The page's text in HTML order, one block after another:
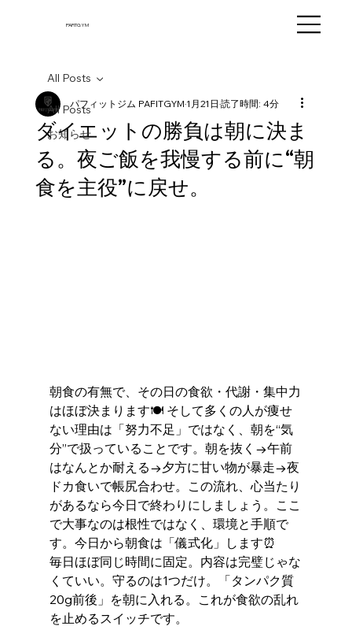
PAFITGYM
All Posts
お知らせ
All Posts
ダイエットの勝負は朝に決ま
る。夜ご飯を我慢する前に“朝
食を主役”に戻せ。
パフィットジム PAFITGYM1月21日 読了時間: 4分
朝食の有無で、その日の食欲・代謝・集中力
はほぼ決まります🍽️ そして多くの人が痩せ
ない理由は「努力不足」ではなく、朝を“気
分”で扱っていることです。朝を抜く→午前
はなんとか耐える→夕方に甘い物が暴走→夜
ドカ食いで帳尻合わせ。この流れ、心当たり
があるなら今日で終わりにしましょう。ここ
で大事なのは根性ではなく、環境と手順で
す。今日から朝食は「儀式化」します⏰
毎日ほぼ同じ時間に固定。内容は完璧じゃな
くていい。守るのは1つだけ。「タンパク質
20g前後」を朝に入れる。これが食欲の乱れ
を止めるスイッチです。